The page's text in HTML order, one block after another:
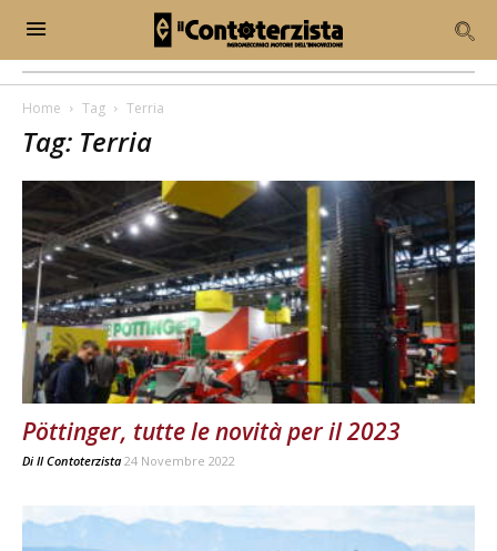
Home Tag Terria
Tag: Terria
Pöttinger, tutte le novità per il 2023
Di Il Contoterzista 24 Novembre 2022